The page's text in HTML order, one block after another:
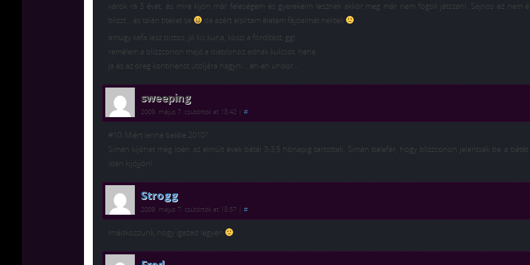
várok rá 3 évet, és mire kijön már feleségem és gyerekeim lesznek akkor meg már nem fogok játszani. Sajnos ez nem
blizzt… és talán titeket se
de azért elsírtam életem fájdalmát nektek
amúgy kafa lesz biztos, jó kis kuna, köszi a fordítást, gg!
remélem a blizzconon majd a diablohoz adnak kulcsot. hehe
ja és az öreg kontinenst utoljára hagyni… eh-eh undor…
sweeping
2009. május 7. csütörtök at 18:42 #
#10: Miért lenne belőle 2010?
Simán kijöhet még idén az elmúlt évek bétái 3-3,5 hónapig tartottak. Simán belefér, hogy blizzconon jelentsék be a bétát
idén kijöjjön!
Strogg
2009. május 7. csütörtök at 18:57 #
Imádkozzunk, hogy igazad legyen